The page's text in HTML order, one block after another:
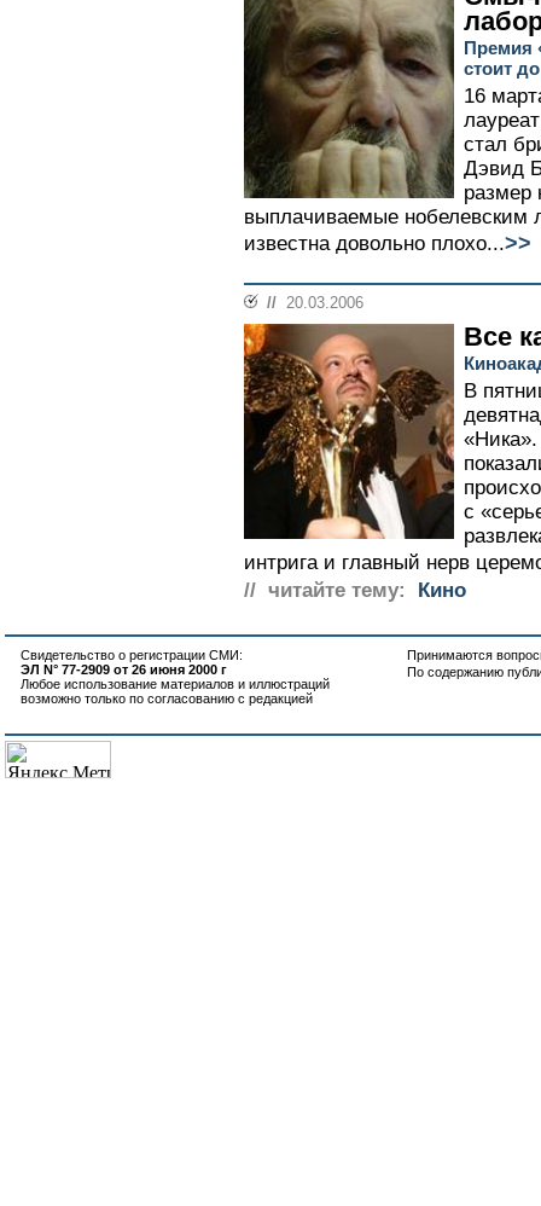
Премия
стоит
16
стал
Дэвид
размер
выплачиваемые нобелевским
известна довольно плохо...>>
// 20.03.2006
Все
В
с
интрига и главный нерв
// читайте тему:
Кино
Свидетельство о регистрации СМИ:
ЭЛ N° 77-2909 от 26 июня 2000 г
Любое использование материалов и иллюстраций
возможно только по согласованию с редакцией
Принимаются
По содержанию